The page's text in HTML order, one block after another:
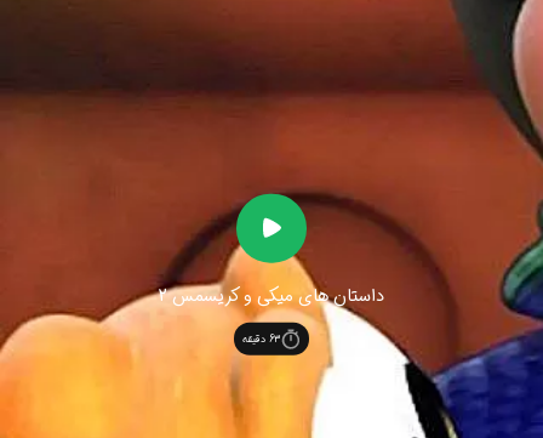
داستان های میکی و کریسمس 2
63 دقیقه